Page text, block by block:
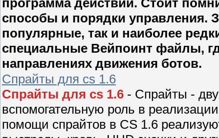
способы и порядки управления.
популярные, так и наиболее
специальные Вейпоинт файлы,
направлениях движения ботов.
Спрайты для cs 1.6
Спрайты для cs 1.6 - Спрайты -
вспомогательную роль в
помощи спрайтов в CS 1.6